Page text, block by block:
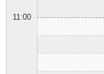
11:00